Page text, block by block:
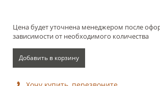
Цена будет уточнена менеджером после
зависимости от необходимого количества
Добавить в корзину